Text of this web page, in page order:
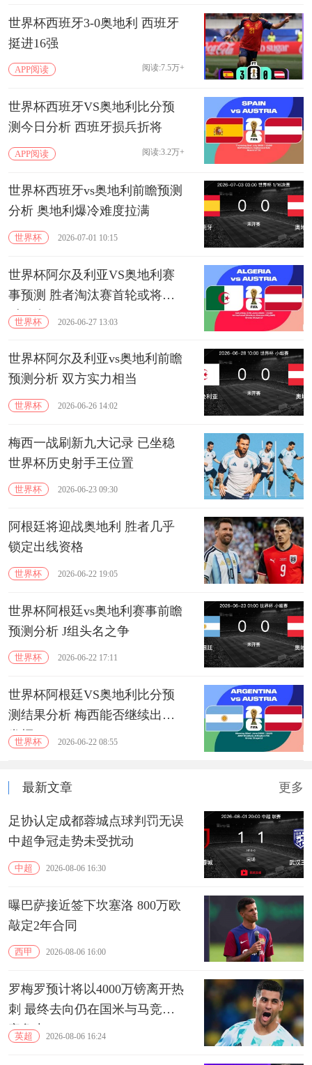
世界杯西班牙3-0奥地利 西班牙
挺进16强
APP阅读 阅读:7.5万+
世界杯西班牙VS奥地利比分预
测今日分析 西班牙损兵折将
APP阅读 阅读:3.2万+
世界杯西班牙vs奥地利前瞻预测
分析 奥地利爆冷难度拉满
世界杯 2026-07-01 10:15
世界杯阿尔及利亚VS奥地利赛
事预测 胜者淘汰赛首轮或将面
对西班牙
世界杯 2026-06-27 13:03
世界杯阿尔及利亚vs奥地利前瞻
预测分析 双方实力相当
世界杯 2026-06-26 14:02
梅西一战刷新九大记录 已坐稳
世界杯历史射手王位置
世界杯 2026-06-23 09:30
阿根廷将迎战奥地利 胜者几乎
锁定出线资格
世界杯 2026-06-22 19:05
世界杯阿根廷vs奥地利赛事前瞻
预测分析 J组头名之争
世界杯 2026-06-22 17:11
世界杯阿根廷VS奥地利比分预
测结果分析 梅西能否继续出色
发挥？
世界杯 2026-06-22 08:55
最新文章 更多
足协认定成都蓉城点球判罚无误
中超争冠走势未受扰动
中超 2026-08-06 16:30
曝巴萨接近签下坎塞洛 800万欧
敲定2年合同
西甲 2026-08-06 16:00
罗梅罗预计将以4000万镑离开热
刺 最终去向仍在国米与马竞的
竞争中
英超 2026-08-06 16:24